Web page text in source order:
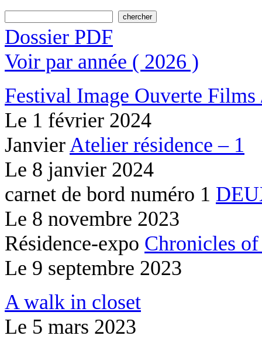
Dossier PDF
Voir par année ( 2026 )
Festival Image Ouverte Films
Le 1 février 2024
JanvierAtelier résidence – 1
Le 8 janvier 2024
carnet de bord numéro 1
Le 8 novembre 2023
Résidence-expo Chronicles
Le 9 septembre 2023
A walk in closet
Le 5 mars 2023